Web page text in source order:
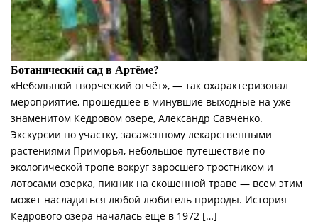
Ботанический сад в Артёме?
«Небольшой творческий отчёт», — так охарактеризовал
мероприятие, прошедшее в минувшие выходные на уже
знаменитом Кедровом озере, Александр Савченко.
Экскурсии по участку, засаженному лекарственными
растениями Приморья, небольшое путешествие по
экологической тропе вокруг заросшего тростником и
лотосами озерка, пикник на скошенной траве — всем этим
может насладиться любой любитель природы. История
Кедрового озера началась ещё в 1972 […]